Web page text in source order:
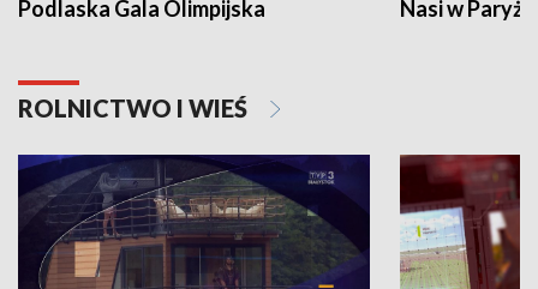
Podlaska Gala Olimpijska Nasi w Paryżu
ROLNICTWO I WIEŚ